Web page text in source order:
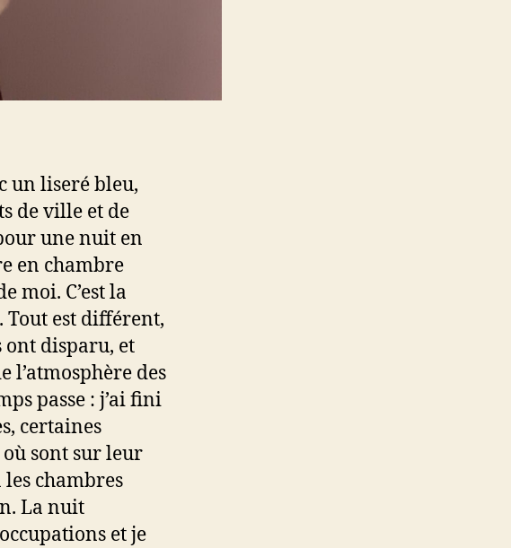
un liseré bleu,
de ville et de
une nuit en
en chambre
moi. C’est la
Tout est différent,
ont disparu, et
l’atmosphère des
passe : j’ai fini
certaines
sont sur leur
chambres
La nuit
et je